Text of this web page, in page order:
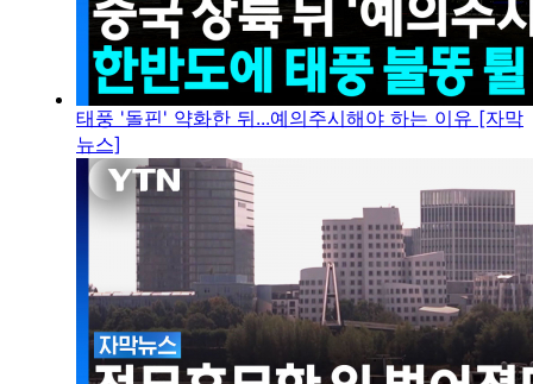
태풍 '돌핀' 약화한 뒤...예의주시해야 하는 이유 [자막
뉴스]